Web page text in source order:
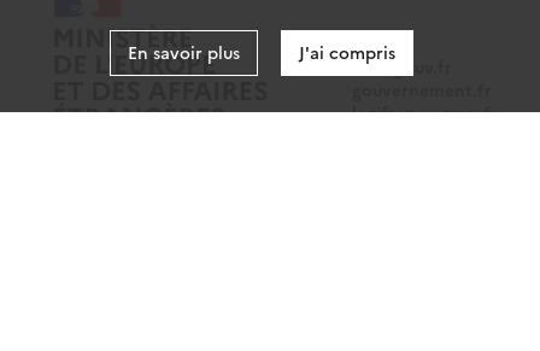
data.gouv.fr
legifrance.gouv.fr
En savoir plus J'ai compris